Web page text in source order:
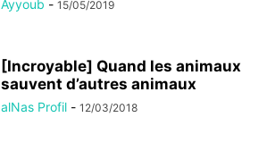
Ayyoub - 15/05/2019
[Incroyable] Quand les animaux
sauvent d’autres animaux
alNas Profil - 12/03/2018